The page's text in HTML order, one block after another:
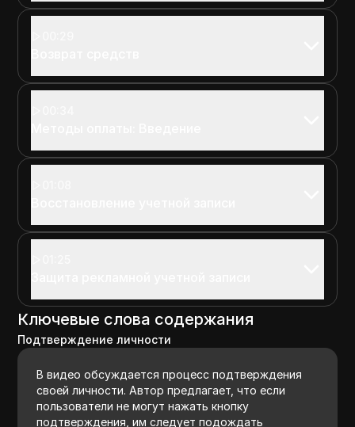
Ключевые слова содержания
Подтверждение личности
В видео обсуждается процесс подтверждения
своей личности. Автор предлагает, что если
пользователи не могут нажать кнопку
подтверждения, им следует подождать